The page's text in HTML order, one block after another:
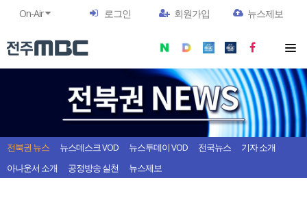
On-Air 로그인 회원가입 뉴스제보
전북권 뉴스 뉴스데스크 VOD 뉴스투데이 VOD 전국뉴스
기자 소개
아나운서 소개
공정방송 실천 뉴스제보